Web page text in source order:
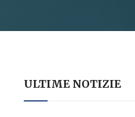
ULTIME NOTIZIE